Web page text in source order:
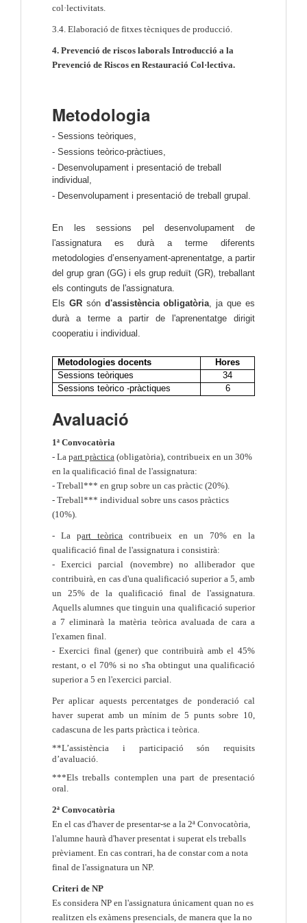
col·lectivitats.
3.4. Elaboració de fitxes tècniques de producció.
4. Prevenció de riscos laborals Introducció a la
Prevenció de Riscos en Restauració Col·lectiva.
Metodologia
- Sessions teòriques,
- Sessions teòrico-pràctiues,
- Desenvolupament i presentació de treball
individual,
- Desenvolupament i presentació de treball grupal.
En les sessions pel desenvolupament de
l'assignatura es durà a terme diferents
metodologies d’ensenyament-aprenentatge, a partir
del grup gran (GG) i els grup reduït (GR), treballant
els continguts de l'assignatura.
Els GRsón d'assistència obligatòria, ja que es
durà a terme a partir de l'aprenentatge dirigit
cooperatiu i individual.
Metodologies docents
Hores
Sessions teòriques
34
Sessions teòrico -pràctiques
6
Avaluació
1ª Convocatòria
- La part pràctica (obligatòria), contribueix en un 30%
en la qualificació final de l'assignatura:
- Treball*** en grup sobre un cas pràctic (20%).
- Treball*** individual sobre uns casos pràctics
(10%).
- La part teòrica contribueix en un 70% en la
qualificació final de l'assignatura i consistirà:
- Exercici parcial (novembre) no alliberador que
contribuirà, en cas d'una qualificació superior a 5, amb
un 25% de la qualificació final de l'assignatura.
Aquells alumnes que tinguin una qualificació superior
a 7 eliminarà la matèria teòrica avaluada de cara a
l'examen final.
- Exercici final (gener) que contribuirà amb el 45%
restant, o el 70% si no s'ha obtingut una qualificació
superior a 5 en l'exercici parcial.
Per aplicar aquests percentatges de ponderació cal
haver superat amb un mínim de 5 punts sobre 10,
cadascuna de les parts pràctica i teòrica.
**L’assistència i participació són requisits
d’avaluació.
***Els treballs contemplen una part de presentació
oral.
2ª Convocatòria
En el cas d'haver de presentar-se a la 2ª Convocatòria,
l'alumne haurà d'haver presentat i superat els treballs
prèviament. En cas contrari, ha de constar com a nota
final de l'assignatura un NP.
Criteri de NP
Es considera NP en l'assignatura únicament quan no es
realitzen els exàmens presencials, de manera que la no